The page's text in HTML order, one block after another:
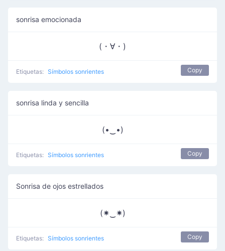
sonrisa emocionada
(・∀・)
Etiquetas: Símbolos sonrientes Copy
sonrisa linda y sencilla
(•‿•)
Etiquetas: Símbolos sonrientes Copy
Sonrisa de ojos estrellados
(✷‿✷)
Etiquetas: Símbolos sonrientes Copy